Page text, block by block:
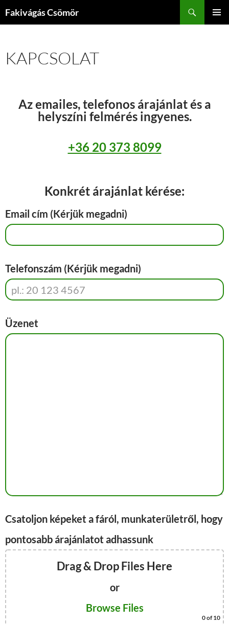
Fakivágás Csömör
KAPCSOLAT
Az emailes, telefonos árajánlat és a
helyszíni felmérés ingyenes.
+36 20 373 8099
Konkrét árajánlat kérése:
Email cím (Kérjük megadni)
Telefonszám (Kérjük megadni)
Üzenet
Csatoljon képeket a fáról, munkaterületről, hogy
pontosabb árajánlatot adhassunk
Drag & Drop Files Here
or
Browse Files
0of 10